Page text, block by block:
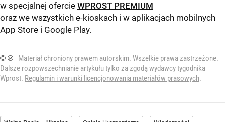
w specjalnej ofercie WPROST PREMIUM
oraz we wszystkich e-kioskach i w aplikacjach mobilnych
App Store i Google Play.
© ℗
Materiał chroniony prawem autorskim. Wszelkie prawa zastrzeżone.
Dalsze rozpowszechnianie artykułu tylko za zgodą wydawcy tygodnika
Wprost. Regulamin i warunki licencjonowania materiałów prasowych.